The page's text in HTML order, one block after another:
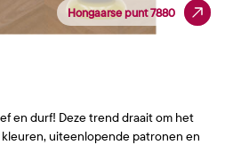
Hongaarse punt 7880
Hongaarse punt 7880
en durf! Deze trend draait om het
uiteenlopende patronen en